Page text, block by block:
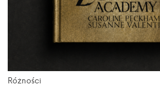
Różności